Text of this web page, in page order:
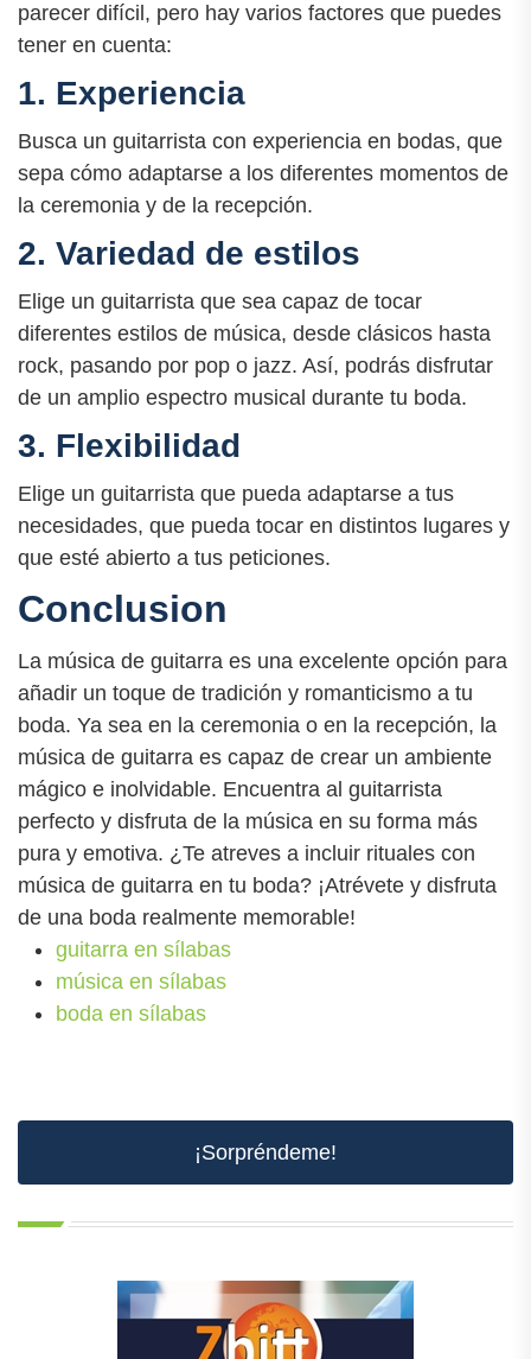
parecer difícil, pero hay varios factores que puedes
tener en cuenta:
1. Experiencia
Busca un guitarrista con experiencia en bodas, que
sepa cómo adaptarse a los diferentes momentos de
la ceremonia y de la recepción.
2. Variedad de estilos
Elige un guitarrista que sea capaz de tocar
diferentes estilos de música, desde clásicos hasta
rock, pasando por pop o jazz. Así, podrás disfrutar
de un amplio espectro musical durante tu boda.
3. Flexibilidad
Elige un guitarrista que pueda adaptarse a tus
necesidades, que pueda tocar en distintos lugares y
que esté abierto a tus peticiones.
Conclusion
La música de guitarra es una excelente opción para
añadir un toque de tradición y romanticismo a tu
boda. Ya sea en la ceremonia o en la recepción, la
música de guitarra es capaz de crear un ambiente
mágico e inolvidable. Encuentra al guitarrista
perfecto y disfruta de la música en su forma más
pura y emotiva. ¿Te atreves a incluir rituales con
música de guitarra en tu boda? ¡Atrévete y disfruta
de una boda realmente memorable!
guitarra en sílabas
música en sílabas
boda en sílabas
¡Sorpréndeme!